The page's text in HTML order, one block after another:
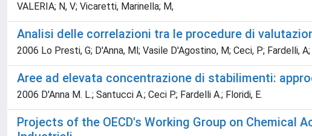
VALERIA; N, V; Vicaretti, Marinella; M,
Analisi delle correlazioni tra le procedure di
2006 Lo Presti, G; D'Anna, Ml; Vasile D'Agostino, M; Ceci, P; Fardelli, A;
Aree ad elevata concentrazione di stabilimenti:
2006 D'Anna M. L.; Santucci A.; Ceci P.; Fardelli A.; Floridi, E.
Projects of the OECD's Working Group on Chemical